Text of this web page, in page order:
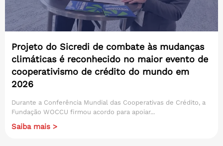
Projeto do Sicredi de combate às mudanças
climáticas é reconhecido no maior evento de
cooperativismo de crédito do mundo em
2026
Durante a Conferência Mundial das Cooperativas de Crédito, a
Fundação WOCCU firmou acordo para apoiar...
Saiba mais >